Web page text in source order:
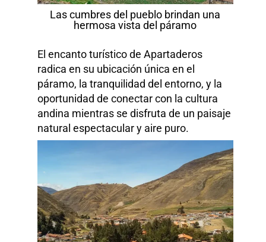
Las cumbres del pueblo brindan una
hermosa vista del páramo
El encanto turístico de Apartaderos
radica en su ubicación única en el
páramo, la tranquilidad del entorno, y la
oportunidad de conectar con la cultura
andina mientras se disfruta de un paisaje
natural espectacular y aire puro.